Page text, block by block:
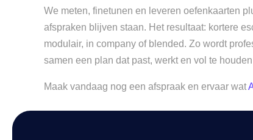
We meten, finetunen en leveren oefenkaarten
afspraken blijven staan. Het resultaat: kortere
modulair, in company of blended. Zo wordt
samen een plan dat past, werkt en vol te
Maak vandaag nog een afspraak en ervaar wat